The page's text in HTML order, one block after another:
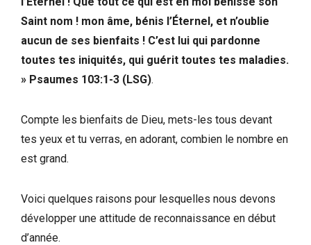
Saint nom ! mon âme, bénis l’Éternel, et n’oublie
aucun de ses bienfaits ! C’est lui qui pardonne
toutes tes iniquités, qui guérit toutes tes maladies.
» Psaumes 103:1-3 (LSG).
Compte les bienfaits de Dieu, mets-les tous devant
tes yeux et tu verras, en adorant, combien le nombre en
est grand.
Voici quelques raisons pour lesquelles nous devons
développer une attitude de reconnaissance en début
d’année.